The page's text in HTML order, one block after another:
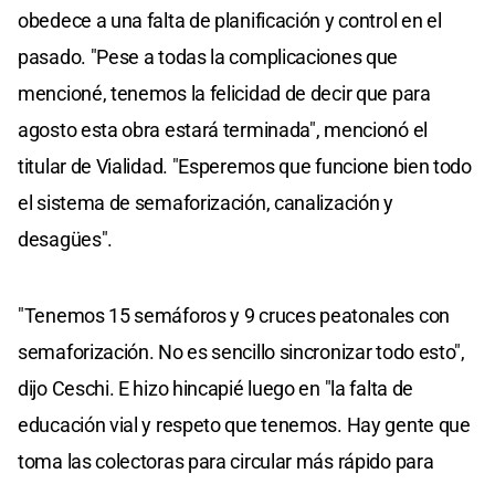
obedece a una falta de planificación y control en el
pasado. "Pese a todas la complicaciones que
mencioné, tenemos la felicidad de decir que para
agosto esta obra estará terminada", mencionó el
titular de Vialidad. "Esperemos que funcione bien todo
el sistema de semaforización, canalización y
desagües".
"Tenemos 15 semáforos y 9 cruces peatonales con
semaforización. No es sencillo sincronizar todo esto",
dijo Ceschi. E hizo hincapié luego en "la falta de
educación vial y respeto que tenemos. Hay gente que
toma las colectoras para circular más rápido para